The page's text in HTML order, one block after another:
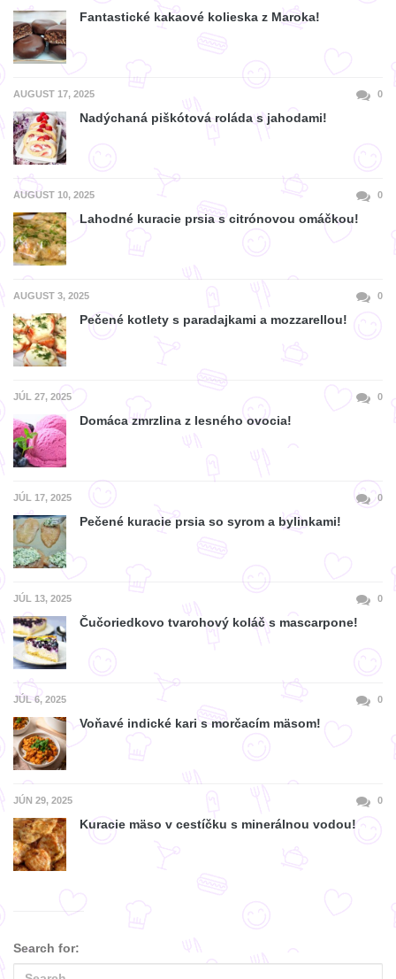
Fantastické kakaové kolieska z Maroka!
AUGUST 17, 2025 0
Nadýchaná piškótová roláda s jahodami!
AUGUST 10, 2025 0
Lahodné kuracie prsia s citrónovou omáčkou!
AUGUST 3, 2025 0
Pečené kotlety s paradajkami a mozzarellou!
JÚL 27, 2025 0
Domáca zmrzlina z lesného ovocia!
JÚL 17, 2025 0
Pečené kuracie prsia so syrom a bylinkami!
JÚL 13, 2025 0
Čučoriedkovo tvarohový koláč s mascarpone!
JÚL 6, 2025 0
Voňavé indické kari s morčacím mäsom!
JÚN 29, 2025 0
Kuracie mäso v cestíčku s minerálnou vodou!
Search for: